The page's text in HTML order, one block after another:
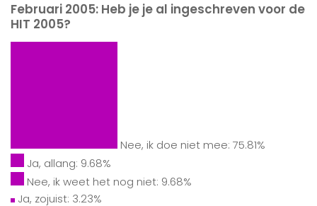
Februari 2005: Heb je je al ingeschreven voor de
HIT 2005?
Nee, ik doe niet mee: 75.81%
Ja, allang: 9.68%
Nee, ik weet het nog niet: 9.68%
Ja, zojuist: 3.23%